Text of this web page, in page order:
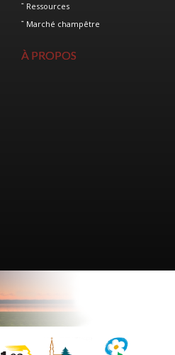
Ressources
Marché champêtre
À PROPOS